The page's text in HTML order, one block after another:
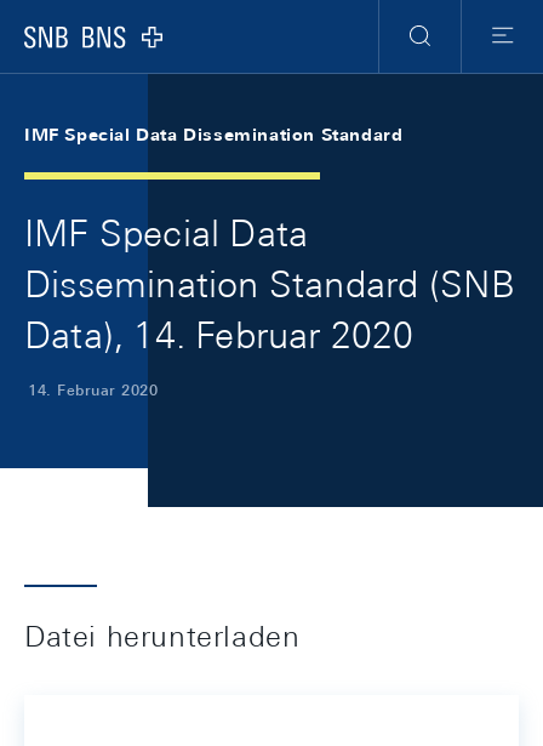
Logo
Suche
Menu
IMF Special Data Dissemination Standard
IMF Special Data
Dissemination Standard (SNB
Data), 14. Februar 2020
14. Februar 2020
Datei herunterladen